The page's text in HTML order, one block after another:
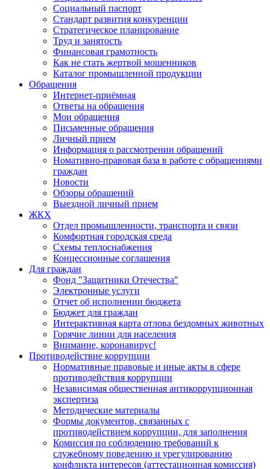
Социальный паспорт
Стандарт развития конкуренции
Стратегическое планирование
Труд и занятость
Финансовая грамотность
Как не стать жертвой мошенников
Каталог промышленной продукции
Обращения
Интернет-приёмная
Ответы на обращения
Мои обращения
Письменные обращения
Личный прием
Информация о рассмотрении обращений
Номативно-правовая база в работе с обращениями
граждан
Новости
Обзоры обращений
Выездной личный прием
ЖКХ
Отдел промышленности, транспорта и связи
Комфортная городская среда
Схемы теплоснабжения
Концессионные соглашения
Для граждан
Фонд "Защитники Отечества"
Электронные услуги
Отчет об исполнении бюджета
Бюджет для граждан
Интерактивная карта отлова бездомных животных
Горячие линии для населения
Внимание, коронавирус!
Противодействие коррупции
Нормативные правовые и иные акты в сфере
противодействия коррупции
Независимая общественная антикоррупционная
экспертиза
Методические материалы
Формы документов, связанных с
противодействием коррупции, для заполнения
Комиссия по соблюдению требований к
служебному поведению и урегулированию
конфликта интересов (аттестационная комиссия)